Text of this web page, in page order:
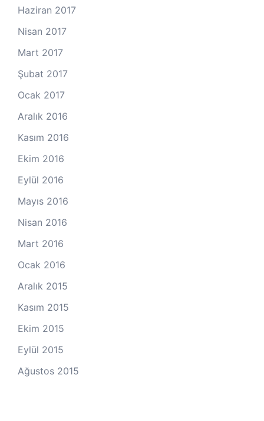
Haziran 2017
Nisan 2017
Mart 2017
Şubat 2017
Ocak 2017
Aralık 2016
Kasım 2016
Ekim 2016
Eylül 2016
Mayıs 2016
Nisan 2016
Mart 2016
Ocak 2016
Aralık 2015
Kasım 2015
Ekim 2015
Eylül 2015
Ağustos 2015